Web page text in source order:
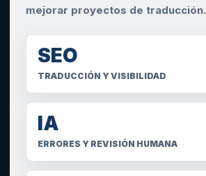
mejorar proyectos de traducción.
SEO
TRADUCCIÓN Y VISIBILIDAD
IA
ERRORES Y REVISIÓN HUMANA